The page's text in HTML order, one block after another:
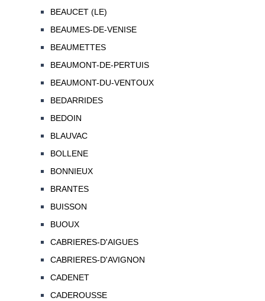
BEAUCET (LE)
BEAUMES-DE-VENISE
BEAUMETTES
BEAUMONT-DE-PERTUIS
BEAUMONT-DU-VENTOUX
BEDARRIDES
BEDOIN
BLAUVAC
BOLLENE
BONNIEUX
BRANTES
BUISSON
BUOUX
CABRIERES-D'AIGUES
CABRIERES-D'AVIGNON
CADENET
CADEROUSSE